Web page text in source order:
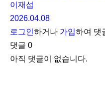
이재섭
2026.04.08
로그인하거나 가입하여 댓
댓글 0
아직 댓글이 없습니다.